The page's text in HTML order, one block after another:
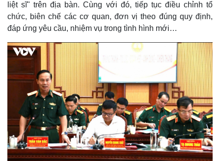
Kinh tế
Bất động sản
Khởi nghiệp
Thị trường
Giá vàng
Tiêu dùng
Tỷ giá
Chứng khoán
Giá cà phê
liệt sĩ" trên địa bàn. Cùng với đó, tiếp tục điều chỉnh tổ
chức, biên chế các cơ quan, đơn vị theo đúng quy định,
đáp ứng yêu cầu, nhiệm vụ trong tình hình mới…